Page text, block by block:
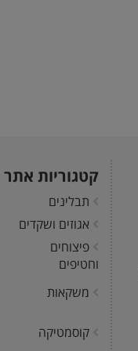
קטגוריות אתר
תבלינים
אגוזים ושקדים
פיצוחים
וחטיפים
משקאות
קוסמטיקה